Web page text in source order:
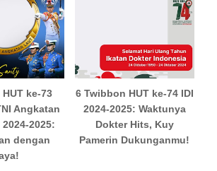
ke-73
Angkatan
2025:
dengan
6 Twibbon HUT ke-74 IDI
2024-2025: Waktunya
Dokter Hits, Kuy
Pamerin Dukunganmu!